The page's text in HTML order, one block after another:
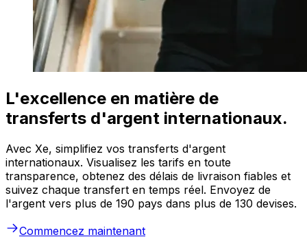
L'excellence en matière de
transferts d'argent internationaux.
Avec Xe, simplifiez vos transferts d'argent
internationaux. Visualisez les tarifs en toute
transparence, obtenez des délais de livraison fiables et
suivez chaque transfert en temps réel. Envoyez de
l'argent vers plus de 190 pays dans plus de 130 devises.
Commencez maintenant